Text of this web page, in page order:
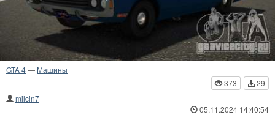
GTA 4— Машины
373
29
milcin7
05.11.2024 14:40:54